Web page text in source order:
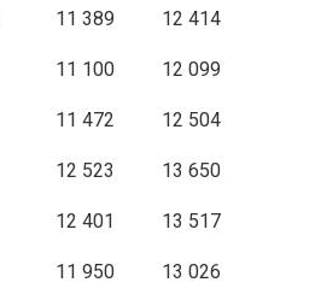
11 389 12 414
11 100 12 099
11 472 12 504
12 523 13 650
12 401 13 517
11 950 13 026